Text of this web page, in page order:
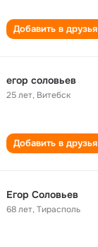
Добавить в друзья
егор соловьев
25 лет, Витебск
Добавить в друзья
Егор Соловьев
68 лет,Тирасполь